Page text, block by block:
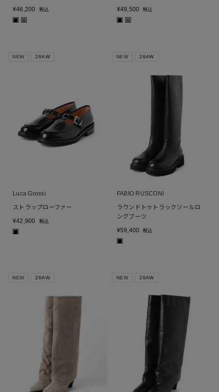
¥46,200 税込
■ ■
¥49,500 税込
■ ■
NEW 26AW
Luca Grossi
ストラップローファー
¥42,900 税込
NEW 26AW
FABIO RUSCONI
ラウンドトゥトラックソールロ
ングブーツ
¥59,400 税込
NEW 26AW NEW 26AW